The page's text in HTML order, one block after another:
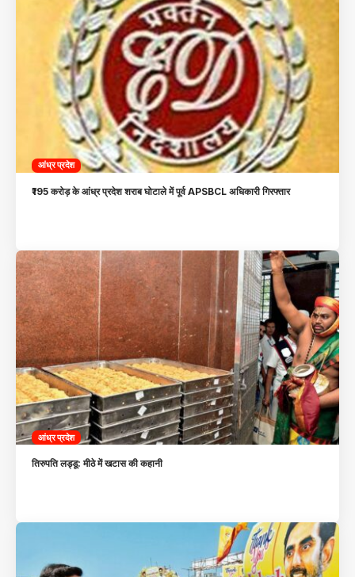
आंध्र प्रदेश
₹195 करोड़ के आंध्र प्रदेश शराब घोटाले में पूर्व APSBCL अधिकारी गिरफ्तार
आंध्र प्रदेश
तिरुपति लड्डू: मीठे में खटास की कहानी